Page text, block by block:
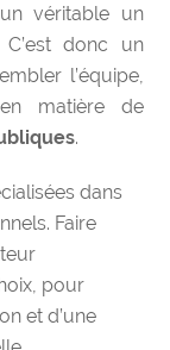
véritable un
C’est donc un
l’équipe,
matière de
.
dans
Faire
pour
et d’une